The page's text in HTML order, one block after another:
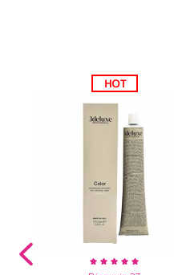
Subtil Retouch Lab - захист
Освітлювальні засоби та
Ducastel Subtil Blond
Subtil Beautist – чисте
Subrina Glow-Plex -
волосся